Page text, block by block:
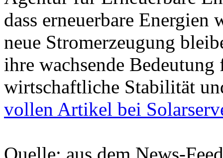
dass erneuerbare
neue Stromerzeugung
ihre wachsende
wirtschaftliche Stabilität
vollen Artikel bei
Quelle: aus dem News-